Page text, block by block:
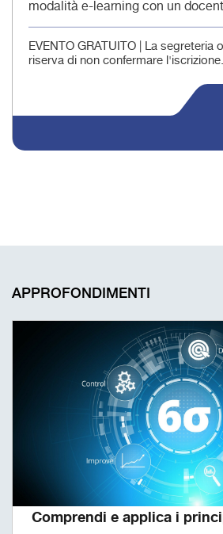
modalità e-learning con un
EVENTO GRATUITO | La segreteria
riserva di non confermare l'iscrizione.
APPROFONDIMENTI
Comprendi e applica i